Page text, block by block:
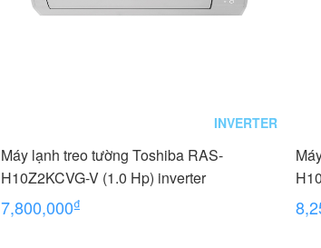
INVERTER
Máy lạnh treo tường Toshiba RAS-
H10Z2KCVG-V (1.0 Hp) inverter
7,800,000₫